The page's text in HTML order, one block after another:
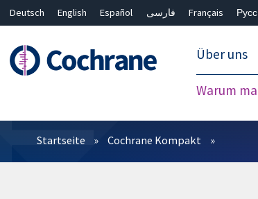
Deutsch English Español فارسی Français
Über uns
Warum
Filter
Startseite Cochrane Kompakt